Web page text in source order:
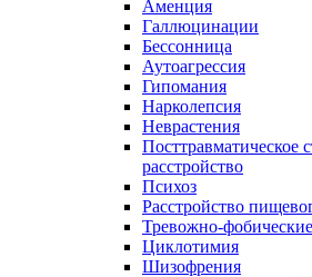
Аменция
Галлюцинации
Бессонница
Аутоагрессия
Гипомания
Нарколепсия
Неврастения
Посттравматическое
расстройство
Психоз
Расстройство
Тревожно-фобические
Циклотимия
Шизофрения